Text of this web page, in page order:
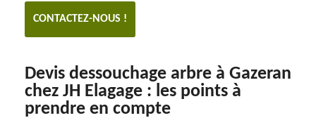
CONTACTEZ-NOUS !
Devis dessouchage arbre à Gazeran
chez JH Elagage : les points à
prendre en compte